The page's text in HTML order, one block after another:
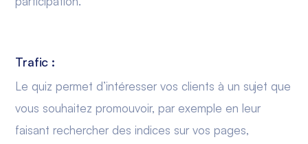
Trafic :
Le quiz permet d’intéresser vos clients à un sujet que
vous souhaitez promouvoir, par exemple en leur
faisant rechercher des indices sur vos pages,